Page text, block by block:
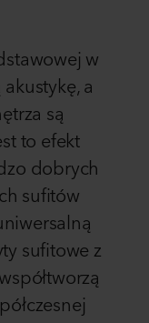
w
a
są
to efekt
dobrych
sufitów
sufitowe z